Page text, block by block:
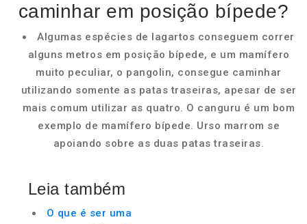
caminhar em posição bípede?
Algumas espécies de lagartos conseguem correr
alguns metros em posição bípede, e um mamífero
muito peculiar, o pangolin, consegue caminhar
utilizando somente as patas traseiras, apesar de ser
mais comum utilizar as quatro. O canguru é um bom
exemplo de mamífero bípede. Urso marrom se
apoiando sobre as duas patas traseiras.
Leia também
O que é ser uma